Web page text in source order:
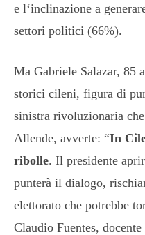
e l‘inclinazione a
settori politici (66%).
Ma Gabriele Salazar, 85
storici cileni, figura di
sinistra rivoluzionaria
Allende, avverte: “In
ribolle. Il presidente
punterà il dialogo,
elettorato che potrebbe
Claudio Fuentes,